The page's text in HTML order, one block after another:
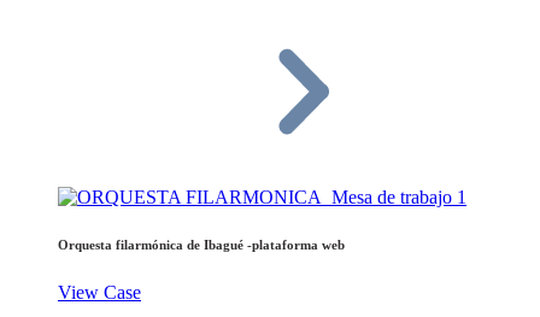
Orquesta filarmónica de Ibagué -plataforma web
View Case